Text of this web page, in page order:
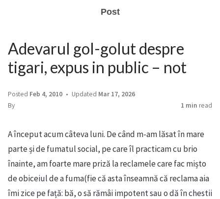
Post
Adevarul gol-golut despre
tigari, expus in public – not
Posted Feb 4, 2010 Updated Mar 17, 2026
By
1 min read
A început acum câteva luni. De când m-am lăsat în mare
parte și de fumatul social, pe care îl practicam cu brio
înainte, am foarte mare priză la reclamele care fac mișto
de obiceiul de a fuma(fie că asta înseamnă că reclama aia
îmi zice pe față: bă, o să rămâi impotent sau o dă în chestii